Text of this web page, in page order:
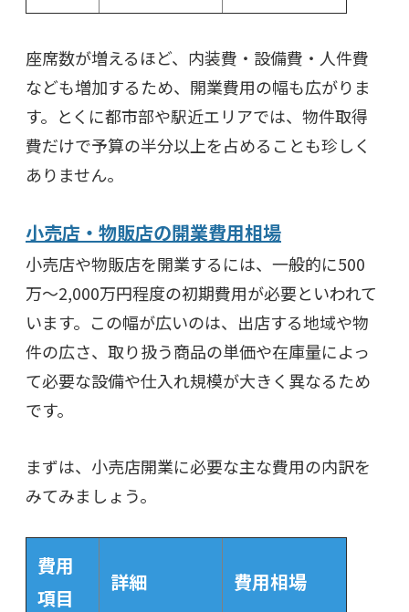
座席数が増えるほど、内装費・設備費・人件費
なども増加するため、開業費用の幅も広がりま
す。とくに都市部や駅近エリアでは、物件取得
費だけで予算の半分以上を占めることも珍しく
ありません。
小売店・物販店の開業費用相場
小売店や物販店を開業するには、一般的に500
万〜2,000万円程度の初期費用が必要といわれて
います。この幅が広いのは、出店する地域や物
件の広さ、取り扱う商品の単価や在庫量によっ
て必要な設備や仕入れ規模が大きく異なるため
です。
まずは、小売店開業に必要な主な費用の内訳を
みてみましょう。
費用
項目
詳細 費用相場